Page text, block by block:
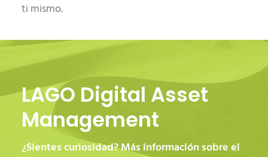
ti mismo.
LAGO Digital Asset
Management
¿Sientes curiosidad? Más información sobre el